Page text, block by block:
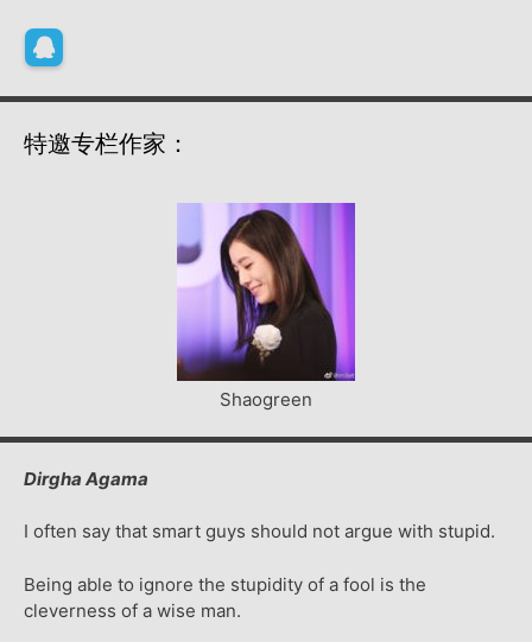
特邀专栏作家：
Shaogreen
Dirgha Agama
I often say that smart guys should not argue with stupid.
Being able to ignore the stupidity of a fool is the
cleverness of a wise man.